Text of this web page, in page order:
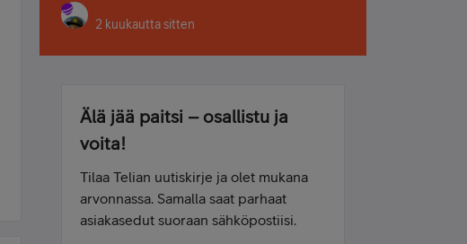
2 kuukautta sitten
Älä jää paitsi – osallistu ja
voita!
Tilaa Telian uutiskirje ja olet mukana
arvonnassa. Samalla saat parhaat
asiakasedut suoraan sähköpostiisi.